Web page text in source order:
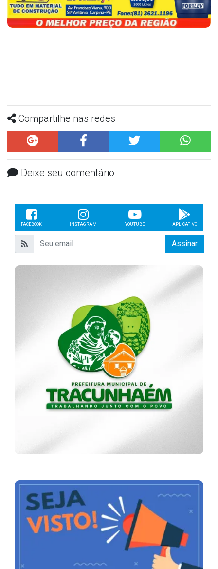
Compartilhe nas redes
Deixe seu comentário
FACEBOOK INSTAGRAM YOUTUBE APLICATIVO
Assinar